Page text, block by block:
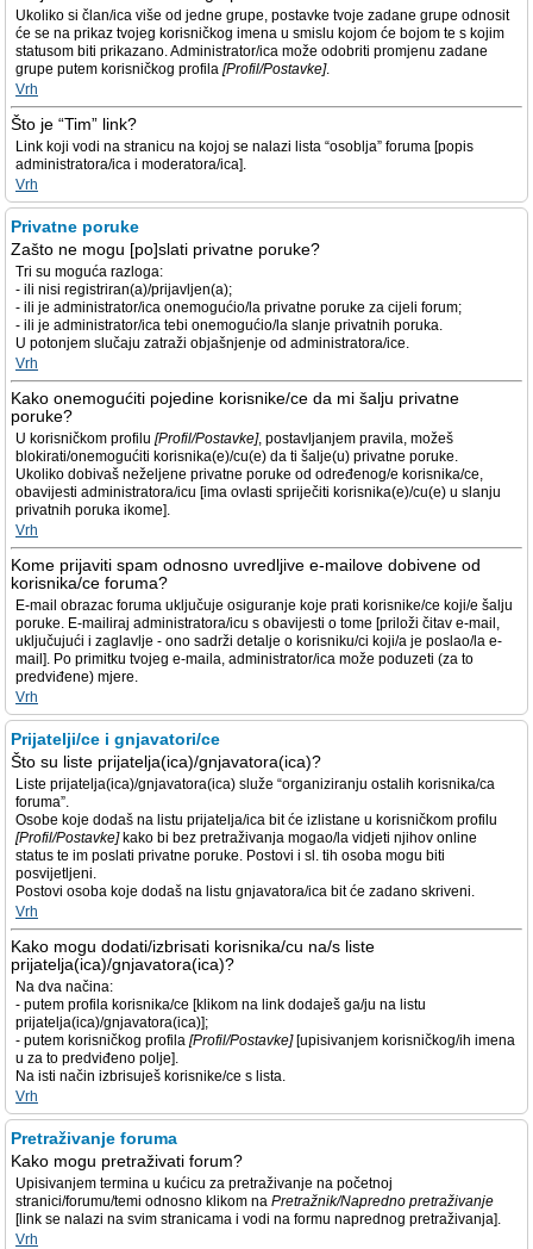
Ukoliko si član/ica više od jedne grupe, postavke tvoje zadane grupe odnosit
će se na prikaz tvojeg korisničkog imena u smislu kojom će bojom te s kojim
statusom biti prikazano. Administrator/ica može odobriti promjenu zadane
grupe putem korisničkog profila [Profil/Postavke].
Vrh
Što je “Tim” link?
Link koji vodi na stranicu na kojoj se nalazi lista “osoblja” foruma [popis
administratora/ica i moderatora/ica].
Vrh
Privatne poruke
Zašto ne mogu [po]slati privatne poruke?
Tri su moguća razloga:
- ili nisi registriran(a)/prijavljen(a);
- ili je administrator/ica onemogućio/la privatne poruke za cijeli forum;
- ili je administrator/ica tebi onemogućio/la slanje privatnih poruka.
U potonjem slučaju zatraži objašnjenje od administratora/ice.
Vrh
Kako onemogućiti pojedine korisnike/ce da mi šalju privatne
poruke?
U korisničkom profilu [Profil/Postavke], postavljanjem pravila, možeš
blokirati/onemogućiti korisnika(e)/cu(e) da ti šalje(u) privatne poruke.
Ukoliko dobivaš neželjene privatne poruke od određenog/e korisnika/ce,
obavijesti administratora/icu [ima ovlasti spriječiti korisnika(e)/cu(e) u slanju
privatnih poruka ikome].
Vrh
Kome prijaviti spam odnosno uvredljive e-mailove dobivene od
korisnika/ce foruma?
E-mail obrazac foruma uključuje osiguranje koje prati korisnike/ce koji/e šalju
poruke. E-mailiraj administratora/icu s obavijesti o tome [priloži čitav e-mail,
uključujući i zaglavlje - ono sadrži detalje o korisniku/ci koji/a je poslao/la e-
mail]. Po primitku tvojeg e-maila, administrator/ica može poduzeti (za to
predviđene) mjere.
Vrh
Prijatelji/ce i gnjavatori/ce
Što su liste prijatelja(ica)/gnjavatora(ica)?
Liste prijatelja(ica)/gnjavatora(ica) služe “organiziranju ostalih korisnika/ca
foruma”.
Osobe koje dodaš na listu prijatelja/ica bit će izlistane u korisničkom profilu
[Profil/Postavke]kako bi bez pretraživanja mogao/la vidjeti njihov online
status te im poslati privatne poruke. Postovi i sl. tih osoba mogu biti
posvijetljeni.
Postovi osoba koje dodaš na listu gnjavatora/ica bit će zadano skriveni.
Vrh
Kako mogu dodati/izbrisati korisnika/cu na/s liste
prijatelja(ica)/gnjavatora(ica)?
Na dva načina:
- putem profila korisnika/ce [klikom na link dodaješ ga/ju na listu
prijatelja(ica)/gnjavatora(ica)];
- putem korisničkog profila [Profil/Postavke][upisivanjem korisničkog/ih imena
u za to predviđeno polje].
Na isti način izbrisuješ korisnike/ce s lista.
Vrh
Pretraživanje foruma
Kako mogu pretraživati forum?
Upisivanjem termina u kućicu za pretraživanje na početnoj
stranici/forumu/temi odnosno klikom na Pretražnik/Napredno pretraživanje
[link se nalazi na svim stranicama i vodi na formu naprednog pretraživanja].
Vrh